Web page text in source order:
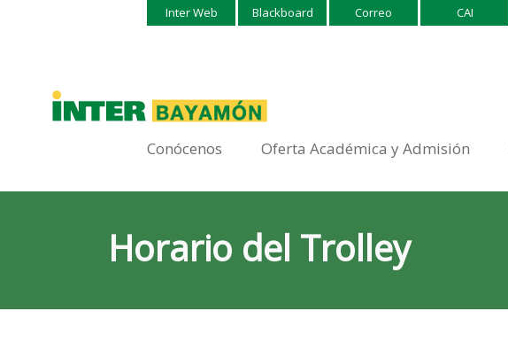
Inter Web Blackboard Correo CAI
Conócenos Oferta Académica y Admisión
Horario del Trolley